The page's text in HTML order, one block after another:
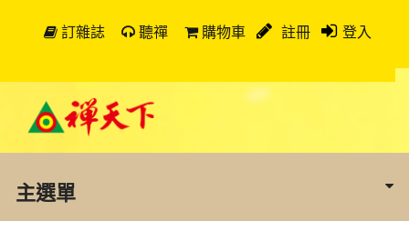
訂雜誌 聽禪 購物車 註冊 登入
主選單